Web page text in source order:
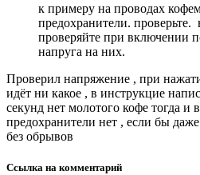
к примеру на проводах
предохранители.
проверяйте при включении
напруга на них.
Проверил напряжение , при
идёт ни какое , в инструкцие
секунд нет молотого кофе тогда
предохранители нет , если бы
без обрывов
Ссылка на комментарий